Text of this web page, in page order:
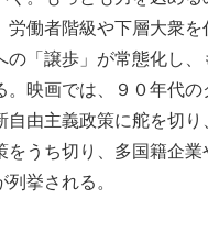
働者階級や下層大衆
「譲歩」が常態化し
映画では、９０年代
由主義政策に舵を切
うち切り、多国籍企
挙される。